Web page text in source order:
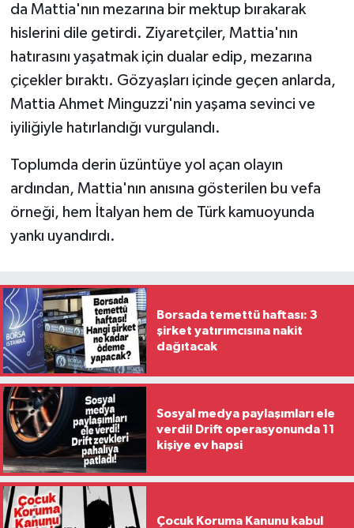
da Mattia'nın mezarına bir mektup bırakarak
hislerini dile getirdi. Ziyaretçiler, Mattia'nın
hatırasını yaşatmak için dualar edip, mezarına
çiçekler bıraktı. Gözyaşları içinde geçen anlarda,
Mattia Ahmet Minguzzi'nin yaşama sevinci ve
iyiliğiyle hatırlandığı vurgulandı.
Toplumda derin üzüntüye yol açan olayın
ardından, Mattia'nın anısına gösterilen bu vefa
örneği, hem İtalyan hem de Türk kamuoyunda
yankı uyandırdı.
Borsada temettü haftası: 3
şirket yatırımcısına nakit
dağıtacak
Sosyal medya paylaşımları ele
verdi! Drift operasyonunda 11
kişiye ev hapsi
Çocuk Koruma Kanunu kabul